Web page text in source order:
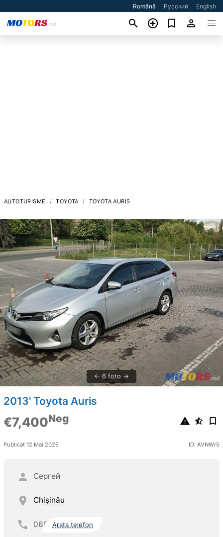
Română Русский English
AUTOTURISME TOYOTA TOYOTA AURIS
6 foto
2013' Toyota Auris
€7,400Neg
Publicat 12 Mai 2026 ID: AVNWr5
Сергей
Chişinău
069 Arata telefon